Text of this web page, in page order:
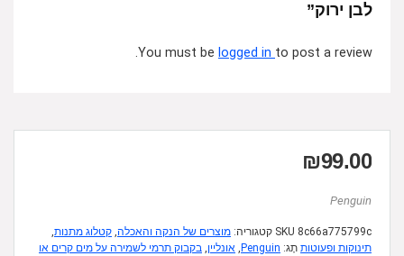
לבן ירוק”
You must be logged in to post a review.
₪99.00
Penguin
SKU 8c66a775799c קטגוריה: מוצרים של הנקה והאכלה, קטלוג מתנות,
תינוקות ופעוטות תָג: Penguin
, אונליין, בקבוק תרמי לשמירה על מים קרים או